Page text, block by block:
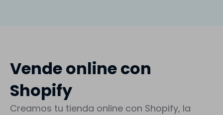
Vende online con
Shopify
Creamos tu tienda online con Shopify, la